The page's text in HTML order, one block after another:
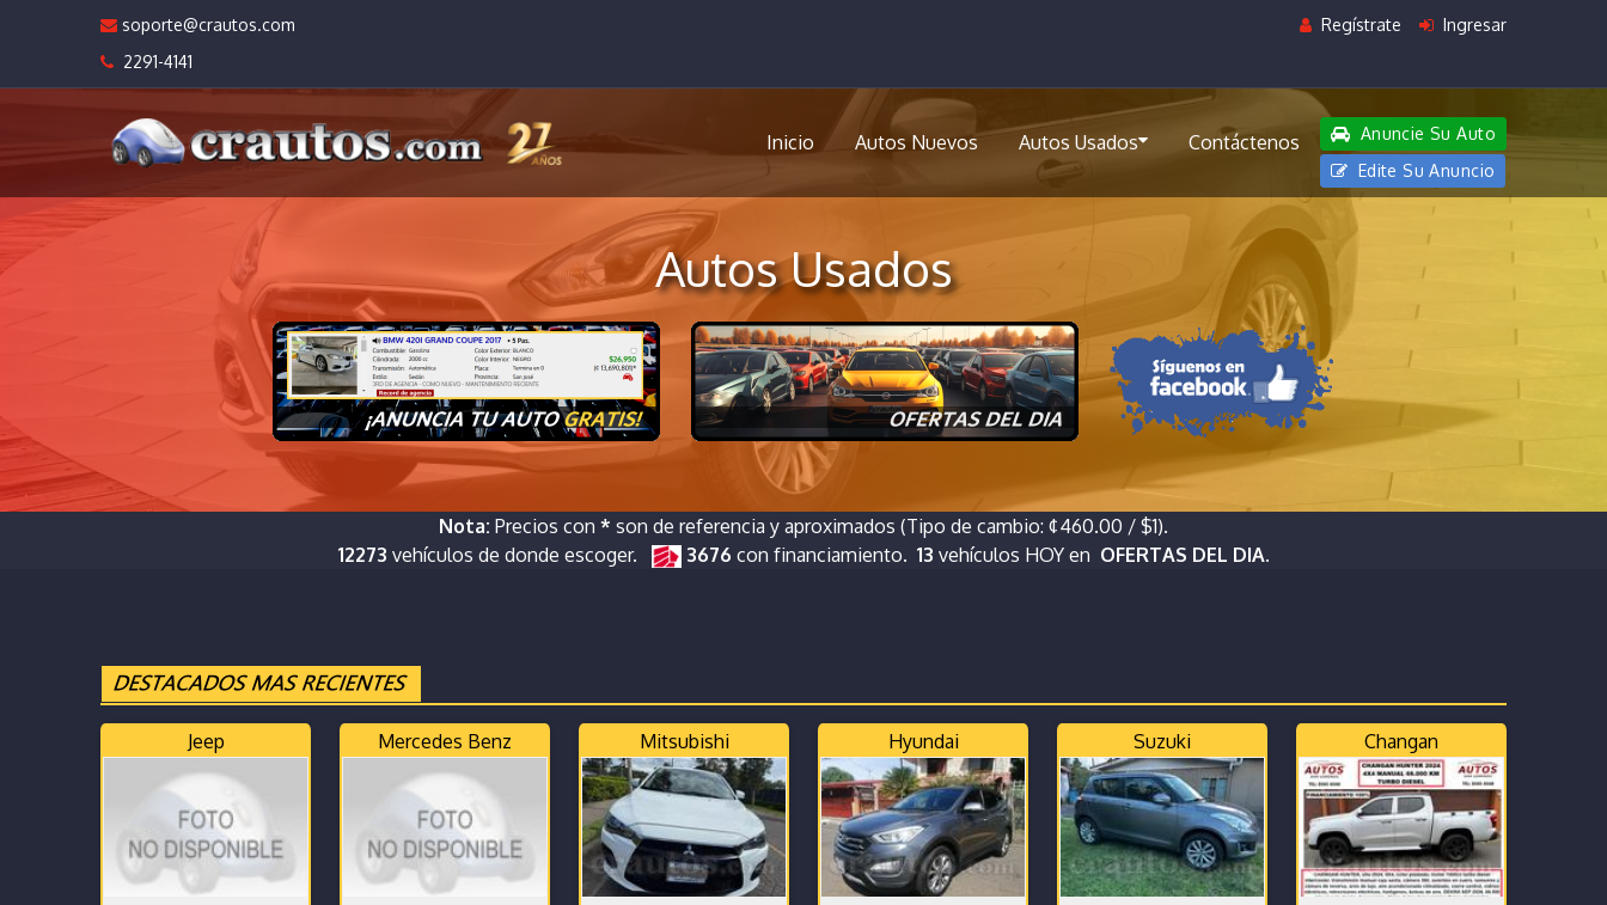
soporte@crautos.com
2291-4141
Regístrate Ingresar
Inicio Autos Nuevos Autos Usados Contáctenos
Anuncie Su Auto
Edite Su Anuncio
Autos Usados
Nota: Precios con * son de referencia y aproximados (Tipo de cambio: ¢460.00 / $1).
12273 vehículos de donde escoger. 3676 con financiamiento. 13 vehículos HOY en OFERTAS DEL DIA.
Jeep Mercedes Benz Mitsubishi Hyundai Suzuki Changan